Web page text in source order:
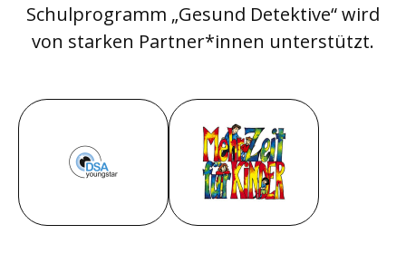
Schulprogramm „Gesund Detektive“ wird
von starken Partner*innen unterstützt.